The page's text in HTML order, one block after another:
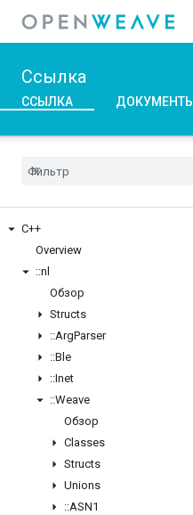
Ссылка
ССЫЛКА ДОКУМЕНТЫ
C++
Overview
::nl
Обзор
Structs
::ArgParser
::Ble
::Inet
::Weave
Обзор
Classes
Structs
Unions
::ASN1